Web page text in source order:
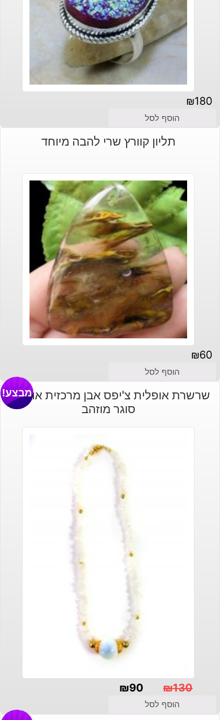
₪180
הוסף לסל
תליון קוורץ שרי להבה מיוחד
₪60
הוסף לסל
שרשרת אופלית צ'יפס אבן מרכזית אופלית
סוגר מוזהב
מבצע!
₪130
₪90
הוסף לסל